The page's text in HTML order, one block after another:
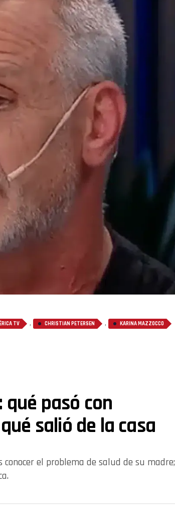
TV , CHRISTIAN PETERSEN , KARINA MAZZOCCO
qué pasó con
salió de la casa
el problema de salud de su madre;